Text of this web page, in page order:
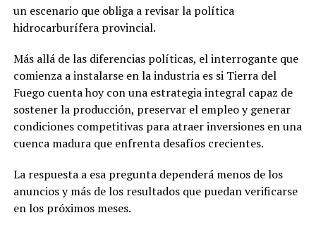
un escenario que obliga a revisar la política
hidrocarburífera provincial.
Más allá de las diferencias políticas, el interrogante que
comienza a instalarse en la industria es si Tierra del
Fuego cuenta hoy con una estrategia integral capaz de
sostener la producción, preservar el empleo y generar
condiciones competitivas para atraer inversiones en una
cuenca madura que enfrenta desafíos crecientes.
La respuesta a esa pregunta dependerá menos de los
anuncios y más de los resultados que puedan verificarse
en los próximos meses.